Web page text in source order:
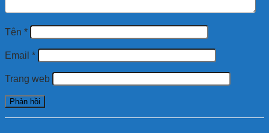
Tên *
Email *
Trang web